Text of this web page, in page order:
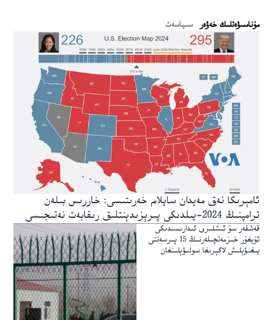
ﻣﯘﻧﺎﺳﯩﯟﻩﺗﻠﯩﻚ ﺧﻪﯞﻩﺭ سىياسەت
ئامېرىكا نەق مەيدان سايلام خەرىتىسى: خاررىس بىلەن
ترامپنىڭ 2024-يىلدىكى پىرېزىدېنتلىق رىقابەت نەتىجىسى
قەشقەر سۇ ئىشلىرى ئىدارىسىدىكى
ئۇيغۇر خىزمەتچىلەرنىڭ 15 پىرسەنتى
يىغىۋېلىش لاگېرىغا سولىۋېلىنغان